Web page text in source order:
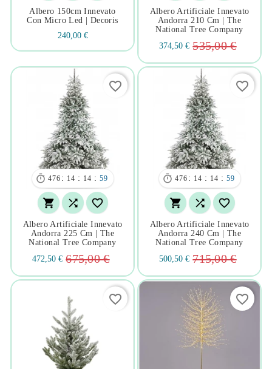
Albero 150cm Innevato
Con Micro Led | Decoris
240,00 €
Albero Artificiale Innevato
Andorra 210 Cm | The
National Tree Company
374,50 € 535,00 €
 476 : 14 : 14 : 58
  
Albero Artificiale Innevato
Andorra 225 Cm | The
National Tree Company
472,50 € 675,00 €
favorite_border
 476 : 14 : 14 : 58
  
Albero Artificiale Innevato
Andorra 240 Cm | The
National Tree Company
500,50 € 715,00 €
favorite_border
favorite_border favorite_border